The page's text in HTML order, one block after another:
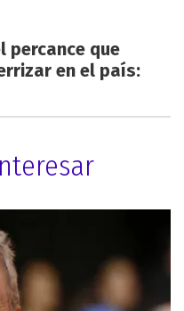
percance que
en el país: